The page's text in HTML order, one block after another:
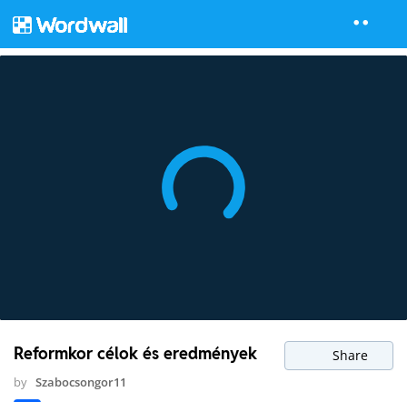
Reformkor célok és eredmények Share
by Szabocsongor11